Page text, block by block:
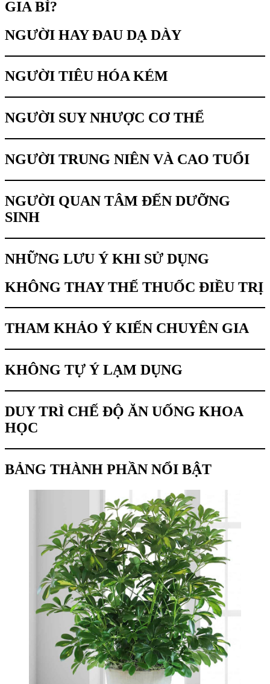
GIA BÌ?
NGƯỜI HAY ĐAU DẠ DÀY
NGƯỜI TIÊU HÓA KÉM
NGƯỜI SUY NHƯỢC CƠ THỂ
NGƯỜI TRUNG NIÊN VÀ CAO TUỔI
NGƯỜI QUAN TÂM ĐẾN DƯỠNG
SINH
NHỮNG LƯU Ý KHI SỬ DỤNG
KHÔNG THAY THẾ THUỐC ĐIỀU TRỊ
THAM KHẢO Ý KIẾN CHUYÊN GIA
KHÔNG TỰ Ý LẠM DỤNG
DUY TRÌ CHẾ ĐỘ ĂN UỐNG KHOA
HỌC
BẢNG THÀNH PHẦN NỔI BẬT